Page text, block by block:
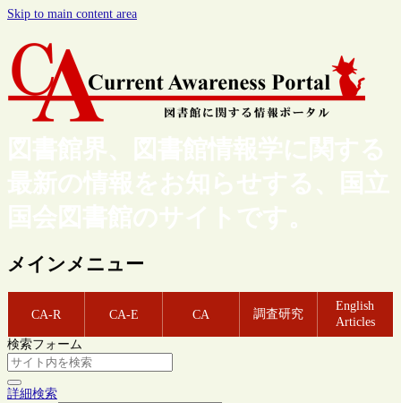
Skip to main content area
図書館界、図書館情報学に関する
最新の情報をお知らせする、国立
国会図書館のサイトです。
メインメニュー
CA-R CA-E CA 調査研究
English
Articles
検索フォーム
詳細検索